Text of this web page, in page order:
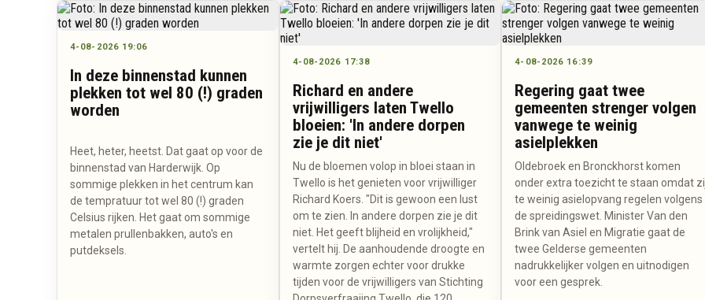
4-08-2026 19:06
In deze binnenstad kunnen
plekken tot wel 80 (!) graden
worden
Heet, heter, heetst. Dat gaat op voor de
binnenstad van Harderwijk. Op
sommige plekken in het centrum kan
de tempratuur tot wel 80 (!) graden
Celsius rijken. Het gaat om sommige
metalen prullenbakken, auto's en
putdeksels.
4-08-2026 17:38
Richard en andere
vrijwilligers laten Twello
bloeien: 'In andere dorpen
zie je dit niet'
Nu de bloemen volop in bloei staan in
Twello is het genieten voor vrijwilliger
Richard Koers. "Dit is gewoon een lust
om te zien. In andere dorpen zie je dit
niet. Het geeft blijheid en vrolijkheid,"
vertelt hij. De aanhoudende droogte en
warmte zorgen echter voor drukke
tijden voor de vrijwilligers van Stichting
4-08-2026 16:39
Regering gaat twee
gemeenten strenger volgen
vanwege te weinig
asielplekken
Oldebroek en Bronckhorst komen
onder extra toezicht te staan omdat
te weinig asielopvang regelen volgens
de spreidingswet. Minister Van den
Brink van Asiel en Migratie gaat de
twee Gelderse gemeenten
nadrukkelijker volgen en uitnodigen
voor een gesprek.